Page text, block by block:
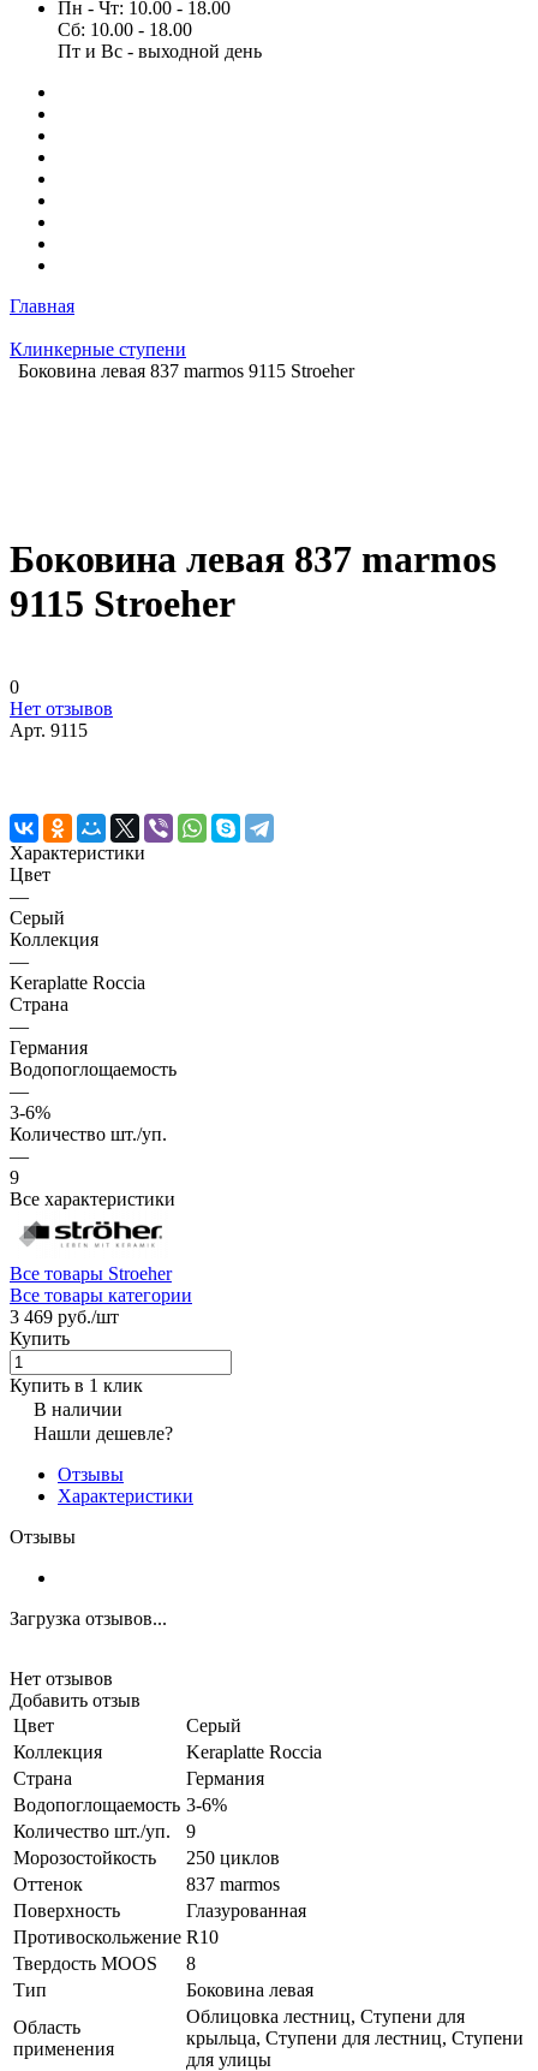
Пн - Чт: 10.00 - 18.00
Сб: 10.00 - 18.00
Пт и Вс - выходной день
Главная
Клинкерные ступени
Боковина левая 837 marmos 9115 Stroeher
Боковина левая 837 marmos
9115 Stroeher
0
Нет отзывов
Арт. 9115
Характеристики
Цвет
—
Серый
Коллекция
—
Keraplatte Roccia
Страна
—
Германия
Водопоглощаемость
—
3-6%
Количество шт./уп.
—
9
Все характеристики
Все товары Stroeher
Все товары категории
3 469 руб./шт
Купить
Купить в 1 клик
В наличии
Нашли дешевле?
Отзывы
Характеристики
Отзывы
Загрузка отзывов...
Нет отзывов
Добавить отзыв
Цвет
Серый
Коллекция
Keraplatte Roccia
Страна
Германия
Водопоглощаемость 3-6%
Количество шт./уп.
9
Морозостойкость
250 циклов
Оттенок
837 marmos
Поверхность
Глазурованная
Противоскольжение R10
Твердость MOOS
8
Тип
Боковина левая
Область
применения
Облицовка лестниц, Ступени для
крыльца, Ступени для лестниц, Ступени
для улицы